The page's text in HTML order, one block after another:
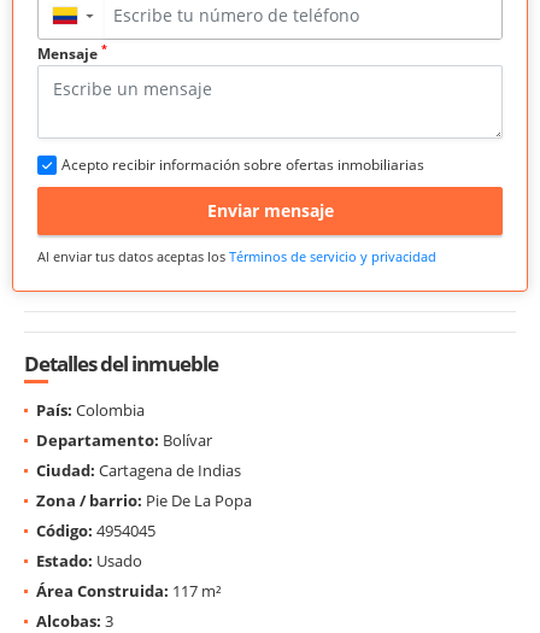
▼
Mensaje *
Acepto recibir información sobre ofertas inmobiliarias
Enviar mensaje
Al enviar tus datos aceptas los Términos de servicio y privacidad
Detalles del inmueble
País: Colombia
Departamento: Bolívar
Ciudad: Cartagena de Indias
Zona / barrio: Pie De La Popa
Código: 4954045
Estado: Usado
Área Construida: 117 m²
Alcobas: 3